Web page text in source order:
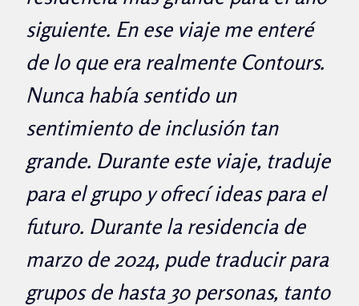
siguiente. En ese viaje me enteré
de lo que era realmente Contours.
Nunca había sentido un
sentimiento de inclusión tan
grande. Durante este viaje, traduje
para el grupo y ofrecí ideas para el
futuro. Durante la residencia de
marzo de 2024, pude traducir para
grupos de hasta 30 personas, tanto